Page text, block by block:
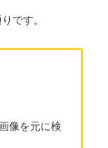
です。
像を元に検